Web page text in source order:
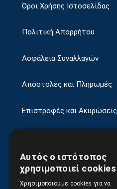
Όροι Χρήσης Ιστοσελίδας
Πολιτική Απορρήτου
Ασφάλεια Συναλλαγών
Αποστολές και Πληρωμές
Επιστροφές και Ακυρώσεις
Αυτός ο ιστότοπος
χρησιμοποιεί cookies
Χρησιμοποιούμε cookies για να